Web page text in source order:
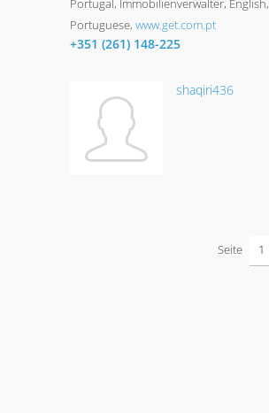
Portugal Immobilienverwalter English,
Portuguese www.get.com.pt
+351 (261) 148-225
shaqiri436
Seite